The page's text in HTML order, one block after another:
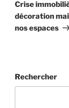
Crise
décoration
nos espaces
Rechercher